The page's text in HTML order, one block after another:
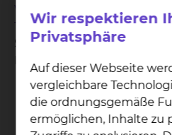
Vorlaufzeit von 3 bis 4
Terminvergabe) je nach
Situation auf Überweisung
Hausarztes:
Für die 33./34.
eventuell auch früher:
für Zwillings- und
Wir respektieren
Privatsphäre
Auf dieser Webseite
vergleichbare
die ordnungsgemäße
ermöglichen, Inhalte zu